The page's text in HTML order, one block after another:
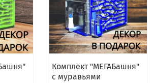
Комплект "МЕГАБашня"
с муравьями